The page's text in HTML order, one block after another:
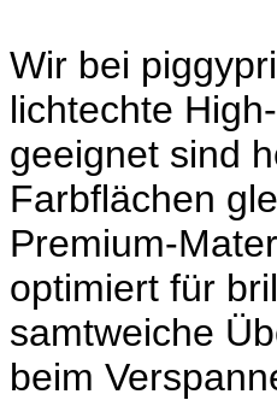
Wir bei
lichtechte
geeignet sind
Farbflächen
Premium-
optimiert für
samtweiche
beim